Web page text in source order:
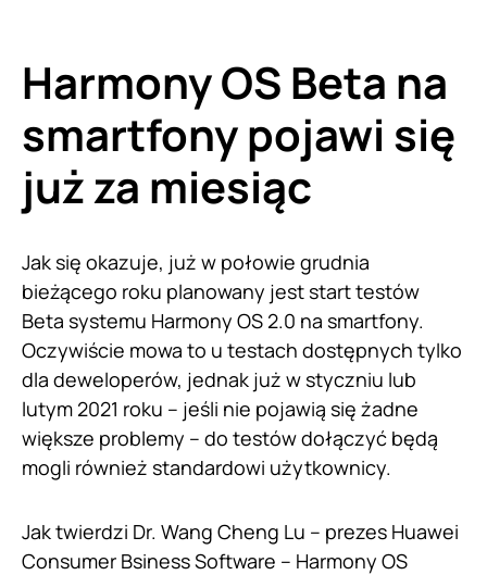
Harmony OS Beta na
smartfony pojawi się
już za miesiąc
Jak się okazuje, już w połowie grudnia
bieżącego roku planowany jest start testów
Beta systemu Harmony OS 2.0 na smartfony.
Oczywiście mowa to u testach dostępnych tylko
dla deweloperów, jednak już w styczniu lub
lutym 2021 roku – jeśli nie pojawią się żadne
większe problemy – do testów dołączyć będą
mogli również standardowi użytkownicy.
Jak twierdzi Dr. Wang Cheng Lu – prezes Huawei
Consumer Bsiness Software – Harmony OS